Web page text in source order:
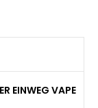
EINWEG VAPE